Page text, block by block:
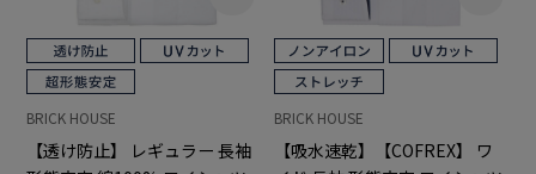
BRICK HOUSE
【透け防止】 レギュラー 長袖
BRICK HOUSE
【吸水速乾】【COFREX】 ワ